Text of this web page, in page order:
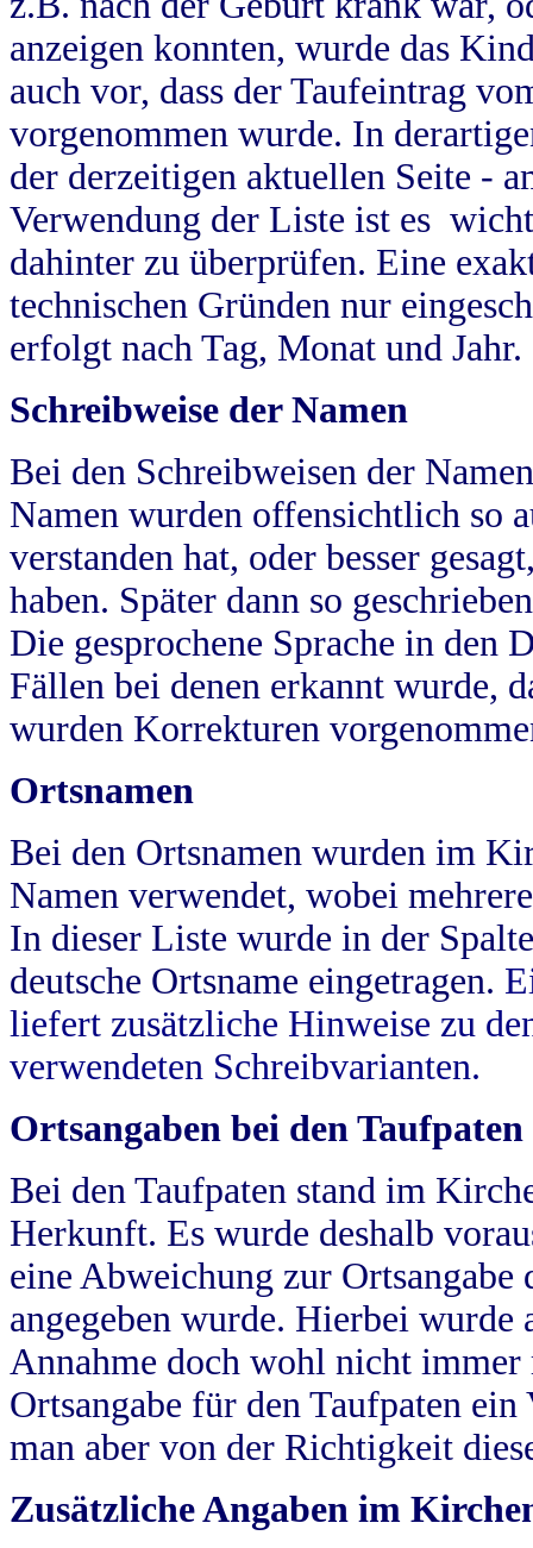
anzeigen konnten, wurde das
auch vor, dass der Taufeintrag
vorgenommen wurde. In
der derzeitigen aktuellen Seite -
Verwendung der Liste ist es
dahinter zu überprüfen. Eine
technischen Gründen nur
erfolgt nach Tag, Monat und Jahr.
Schreibweise der Namen
Bei den Schreibweisen der
Namen wurden offensichtlich so
verstanden hat, oder besser
haben. Später dann so
Die gesprochene Sprache in
Fällen bei denen erkannt wurde,
wurden Korrekturen
Ortsnamen
Bei den Ortsnamen wurden im
Namen verwendet, wobei
In dieser Liste wurde in der
deutsche Ortsname eingetragen.
liefert zusätzliche Hinweise zu
verwendeten Schreibvarianten.
Ortsangaben bei den Taufpaten
Bei den Taufpaten stand im
Herkunft. Es wurde deshalb
eine Abweichung zur
angegeben wurde. Hierbei wurde
Annahme doch wohl nicht
Ortsangabe für den Taufpaten
man aber von der Richtigkeit
Zusätzliche Angaben im